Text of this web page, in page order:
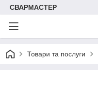
СВАРМАСТЕР
Товари та послуги